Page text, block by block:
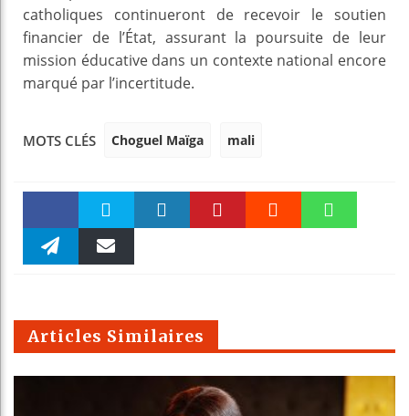
catholiques continueront de recevoir le soutien
financier de l’État, assurant la poursuite de leur
mission éducative dans un contexte national encore
marqué par l’incertitude.
MOTS CLÉS Choguel Maïga mali
Faceboo Twitter
m
Articles Similaires